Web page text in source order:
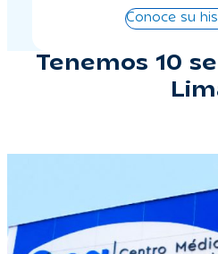
Conoce su
Tenemos 10